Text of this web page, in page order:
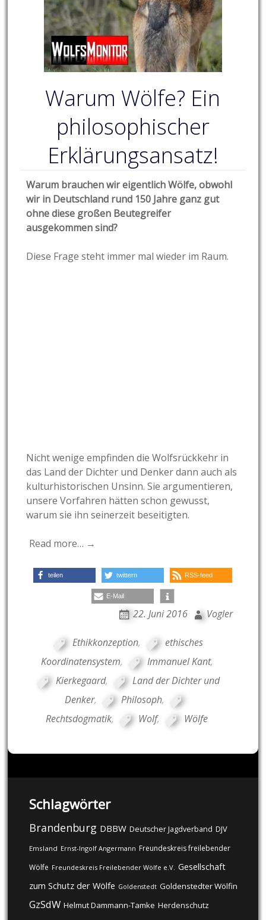
Warum Wölfe? Ein
philosophischer
Erklärungsansatz!
Warum brauchen wir eigentlich Wölfe, obwohl
wir in Deutschland rund 150 Jahre ganz gut
ohne diese großen Beutegreifer
ausgekommen sind?
Diese Frage steht immer mal wieder im Raum.
Nicht wenige empfinden die Wolfsrückkehr in
das Land der Dichter und Denker dann auch als
kulturhistorischen Unsinn. Sie argumentieren,
unsere Vorfahren hätten schon gewusst,
warum sie ihn seinerzeit beseitigten.
Read more… →
teilen twittern RSS-feed
E-Mail
22. Juni 2016 Vogler
Ethikkonzeption,
ethisches
Koordinatensystem, Immanuel Kant,
Kierkegaard,
Land der Dichter und
Denker, Philosoph,
Rechtsdogmatik, Wolf, Wölfe
Schlagwörter
Brandenburg DBBW Deutscher Jagdverband DJV
Emsland Ernst-Ingolf Angermann Freundeskreis freilebender
Wölfe Freundeskreis Freilebender Wölfe e.V. Gesellschaft
zum Schutz der Wölfe Goldenstedt Goldenstedter Wölfin
GzSdW Helmut Dammann-Tamke Herdenschutz